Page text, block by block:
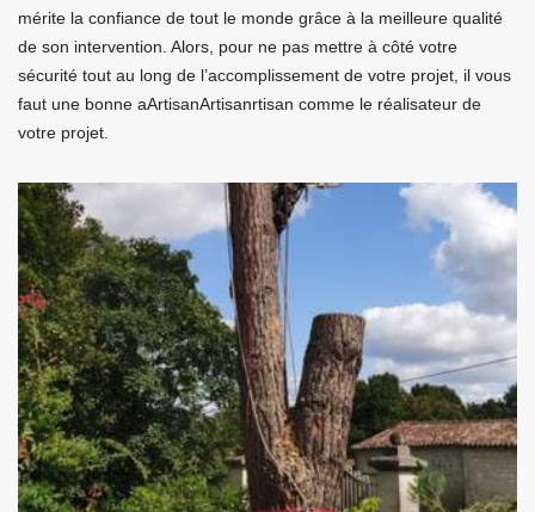
mérite la confiance de tout le monde grâce à la meilleure qualité
de son intervention. Alors, pour ne pas mettre à côté votre
sécurité tout au long de l’accomplissement de votre projet, il vous
faut une bonne aArtisanArtisanrtisan comme le réalisateur de
votre projet.